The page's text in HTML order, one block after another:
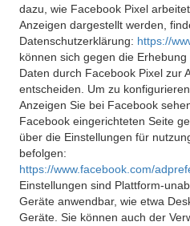
dazu, wie Facebook Pixel
Anzeigen dargestellt werden,
Datenschutzerklärung: https://
können sich gegen die
Daten durch Facebook Pixel zur
entscheiden. Um zu
Anzeigen Sie bei Facebook
Facebook eingerichteten Seite
über die Einstellungen für
befolgen:
https://www.facebook.com/
Einstellungen sind Plattform-
Geräte anwendbar, wie etwa
Geräte. Sie können auch der